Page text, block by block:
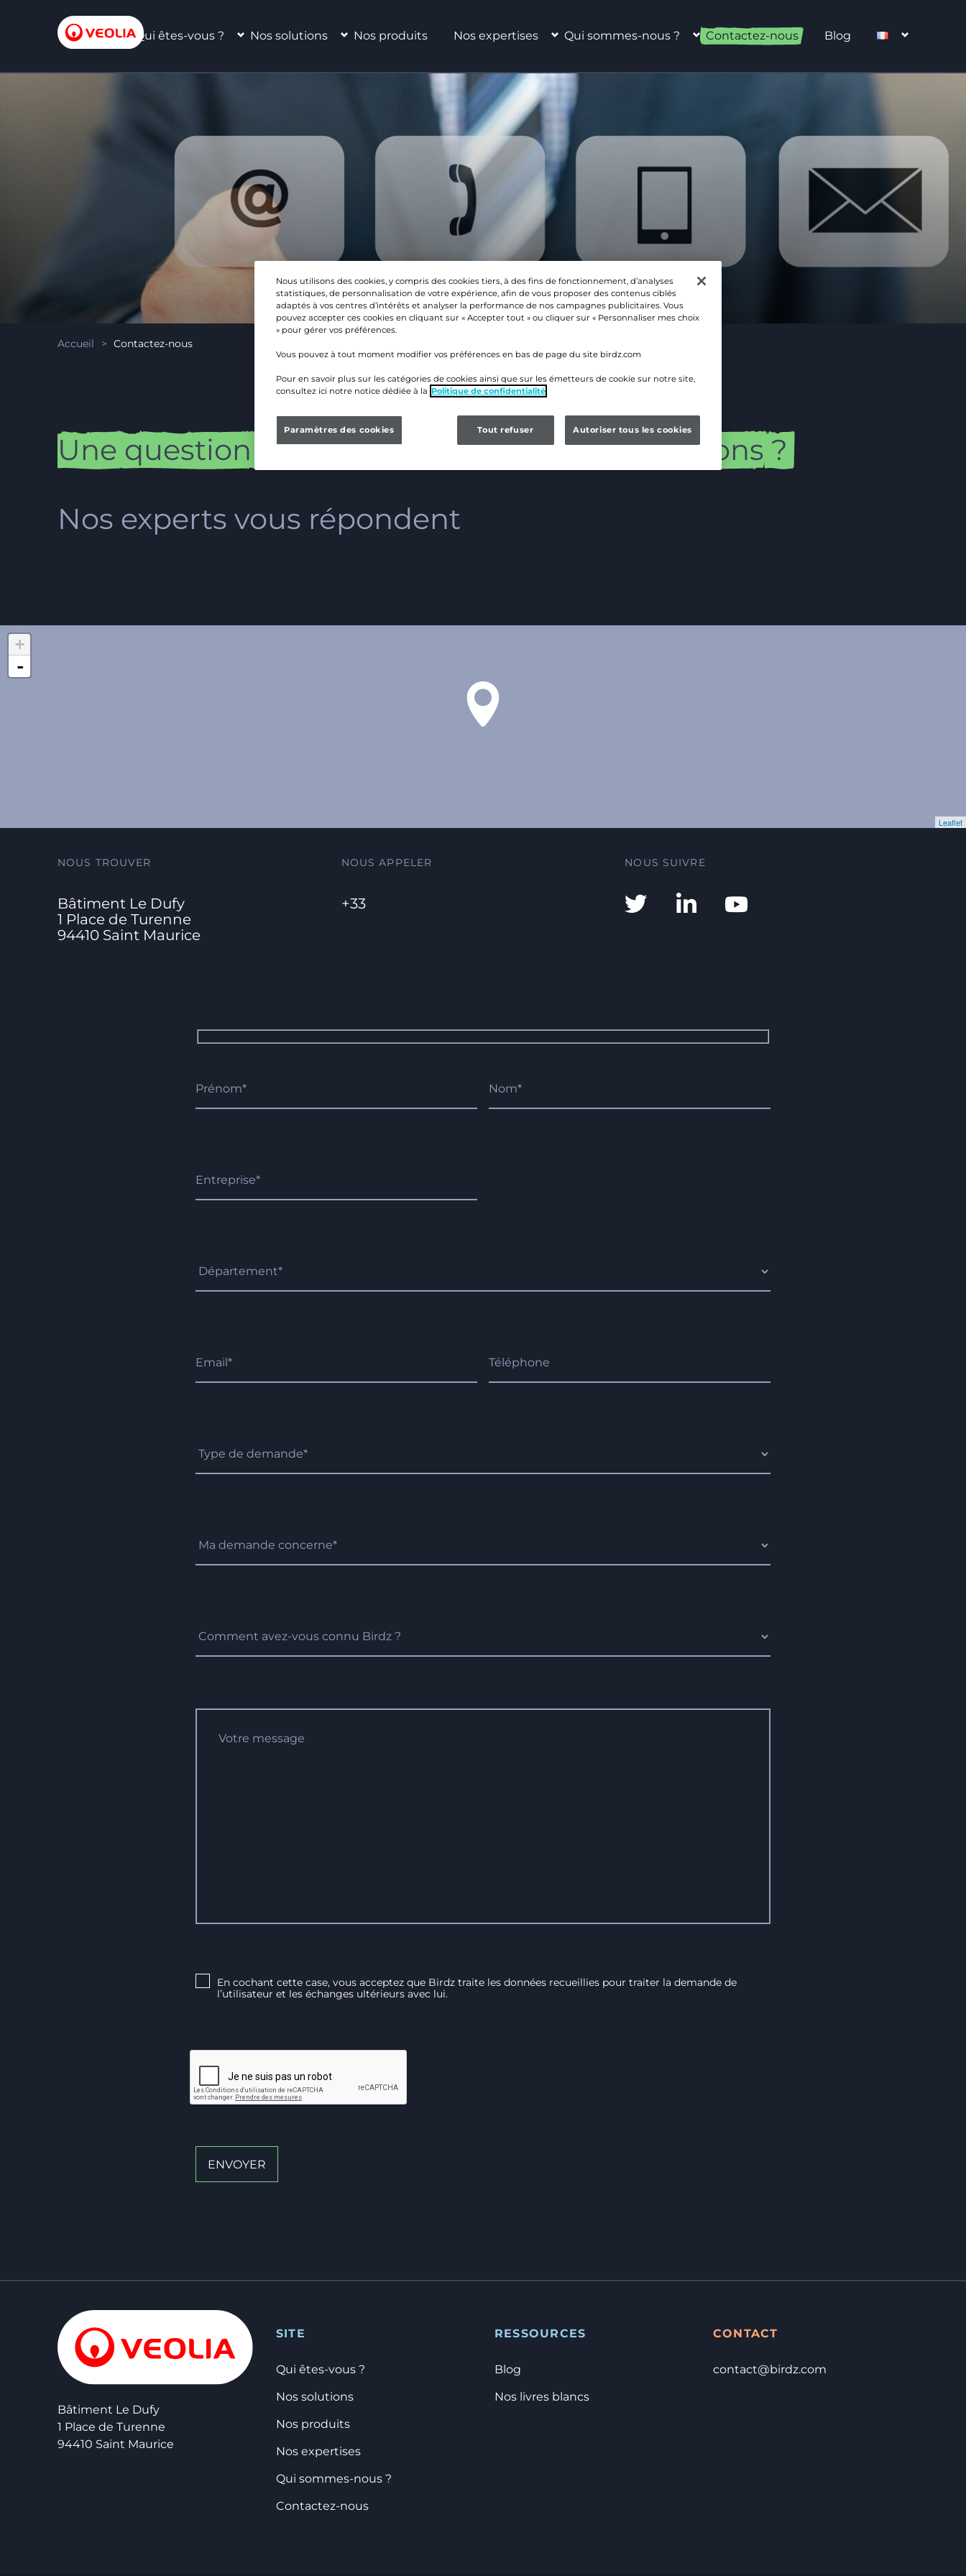
Qui êtes-vous ? Nos solutions Nos produits Nos expertises Qui sommes-nous ? Contactez-nous Blog
Accueil > Contactez-nous
Une question Un projet Besoin d’informations ?
Nos experts vous répondent
+
-
Leaflet
NOUS TROUVER
Bâtiment Le Dufy
1 Place de Turenne
94410 Saint Maurice
NOUS APPELER
+33
NOUS SUIVRE
En cochant cette case, vous acceptez que Birdz traite les données recueillies pour traiter la demande de
l’utilisateur et les échanges ultérieurs avec lui.
ENVOYER
Bâtiment Le Dufy
1 Place de Turenne
94410 Saint Maurice
SITE
Qui êtes-vous ?
Nos solutions
Nos produits
Nos expertises
Qui sommes-nous ?
Contactez-nous
RESSOURCES
Blog
Nos livres blancs
CONTACT
contact@birdz.com
Nous utilisons des cookies, y compris des cookies tiers, à des fins de fonctionnement, d’analyses
statistiques, de personnalisation de votre expérience, afin de vous proposer des contenus ciblés
adaptés à vos centres d’intérêts et analyser la performance de nos campagnes publicitaires. Vous
pouvez accepter ces cookies en cliquant sur « Accepter tout » ou cliquer sur « Personnaliser mes choix
» pour gérer vos préférences.
Vous pouvez à tout moment modifier vos préférences en bas de page du site birdz.com
Pour en savoir plus sur les catégories de cookies ainsi que sur les émetteurs de cookie sur notre site,
consultez ici notre notice dédiée à la Politique de confidentialité
Tout refuser Autoriser tous les cookies
Paramètres des cookies